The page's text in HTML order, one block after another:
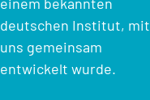
deutschen Institut, mit
uns gemeinsam
entwickelt wurde.